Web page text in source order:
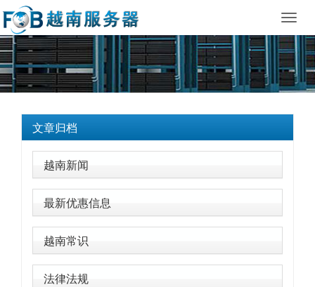
文章归档
越南新闻
最新优惠信息
越南常识
法律法规